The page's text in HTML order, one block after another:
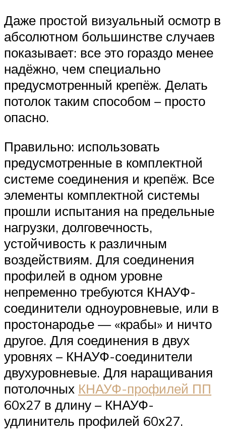
Даже простой визуальный осмотр в
абсолютном большинстве случаев
показывает: все это гораздо менее
надёжно, чем специально
предусмотренный крепёж. Делать
потолок таким способом – просто
опасно.
Правильно: использовать
предусмотренные в комплектной
системе соединения и крепёж. Все
элементы комплектной системы
прошли испытания на предельные
нагрузки, долговечность,
устойчивость к различным
воздействиям. Для соединения
профилей в одном уровне
непременно требуются КНАУФ-
соединители одноуровневые, или в
простонародье — «крабы» и ничто
другое. Для соединения в двух
уровнях – КНАУФ-соединители
двухуровневые. Для наращивания
потолочных КНАУФ-профилей ПП
60х27 в длину – КНАУФ-
удлинитель профилей 60х27.